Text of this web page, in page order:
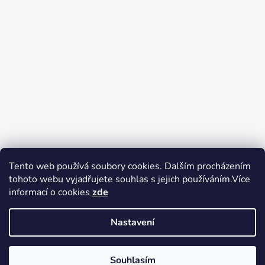
Tento web používá soubory cookies. Dalším procházením
tohoto webu vyjadřujete souhlas s jejich používáním.Více
informací o cookies zde
Nastavení
Souhlasím
Zboží.cz Heureka.cz Voňavé dárky